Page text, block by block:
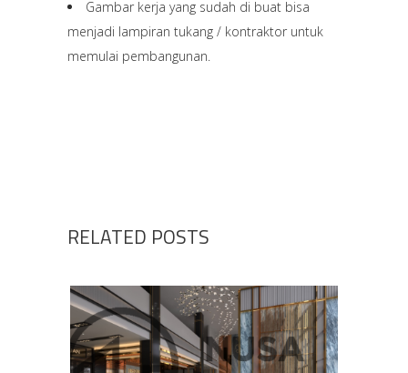
Gambar kerja yang sudah di buat bisa
menjadi lampiran tukang / kontraktor untuk
memulai pembangunan.
RELATED POSTS